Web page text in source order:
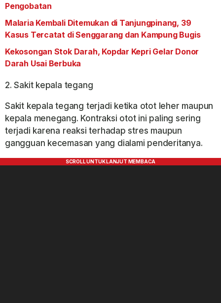
Pengobatan
Malaria Kembali Ditemukan di Tanjungpinang, 39
Kasus Tercatat di Senggarang dan Kampung Bugis
Kekosongan Stok Darah, Kopdar Kepri Gelar Donor
Darah Usai Berbuka
2. Sakit kepala tegang
Sakit kepala tegang terjadi ketika otot leher maupun
kepala menegang. Kontraksi otot ini paling sering
terjadi karena reaksi terhadap stres maupun
gangguan kecemasan yang dialami penderitanya.